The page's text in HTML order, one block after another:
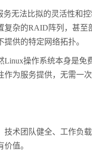
务无法比拟的灵活性和
复杂的RAID 阵列，甚至
供的特定网络拓扑。
Linux操作系统本身是免
为服务提供，无需一次
术团队健全、工作负
值。